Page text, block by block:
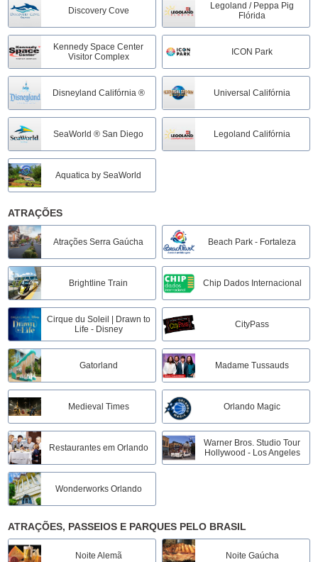
Discovery Cove
Cirque du Soleil | Drawn to Life - Disney - 20:00 hrs
Walt Disney World
Universal Halloween
Discovery Cove
Legoland / Peppa Pig
Flórida
Kennedy Space Center
Visitor Complex
ICON Park
Disneyland Califórnia ® Universal Califórnia
SeaWorld ® San Diego Legoland Califórnia
Aquatica by SeaWorld
ATRAÇÕES
Atrações Serra Gaúcha Beach Park - Fortaleza
Brightline Train Chip Dados Internacional
Cirque du Soleil | Drawn to
Life - Disney
CityPass
Gatorland Madame Tussauds
Medieval Times Orlando Magic
Restaurantes em Orlando
Warner Bros. Studio Tour
Hollywood - Los Angeles
Wonderworks Orlando
ATRAÇÕES, PASSEIOS E PARQUES PELO BRASIL
Noite Alemã Noite Gaúcha